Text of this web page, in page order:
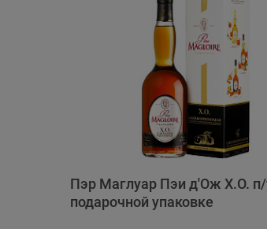
Пэр Маглуар Пэи д'Ож X.O.
подарочной упаковке